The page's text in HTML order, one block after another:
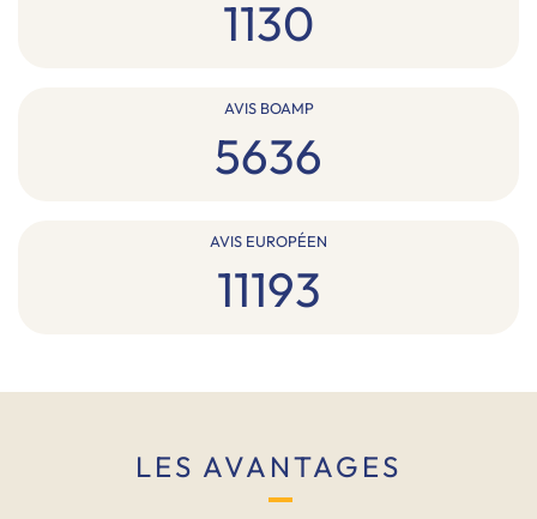
1130
AVIS BOAMP
5636
AVIS EUROPÉEN
11193
LES AVANTAGES